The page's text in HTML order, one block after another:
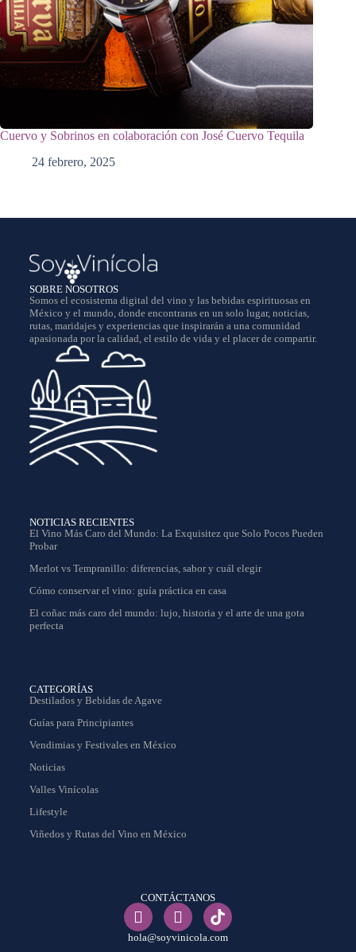
Cuervo y Sobrinos en colaboración con José Cuervo Tequila
24 febrero, 2025
SOBRE NOSOTROS
Somos el ecosistema digital del vino y las bebidas espirituosas en
México y el mundo, donde encontraras en un solo lugar, noticias,
rutas, maridajes y experiencias que inspirarán a una comunidad
apasionada por la calidad, el estilo de vida y el placer de compartir.
NOTICIAS RECIENTES
El Vino Más Caro del Mundo: La Exquisitez que Solo Pocos Pueden
Probar
Merlot vs Tempranillo: diferencias, sabor y cuál elegir
Cómo conservar el vino: guía práctica en casa
El coñac más caro del mundo: lujo, historia y el arte de una gota
perfecta
CATEGORÍAS
Destilados y Bebidas de Agave
Guías para Principiantes
Vendimias y Festivales en México
Noticias
Valles Vinícolas
Lifestyle
Viñedos y Rutas del Vino en México
CONTÁCTANOS
hola@soyvinicola.com